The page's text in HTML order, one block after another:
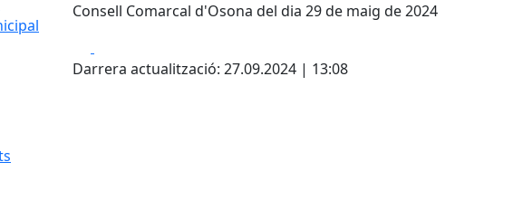
Consell Comarcal d'Osona del dia 29 de maig de 2024
Darrera actualització: 27.09.2024 | 13:08